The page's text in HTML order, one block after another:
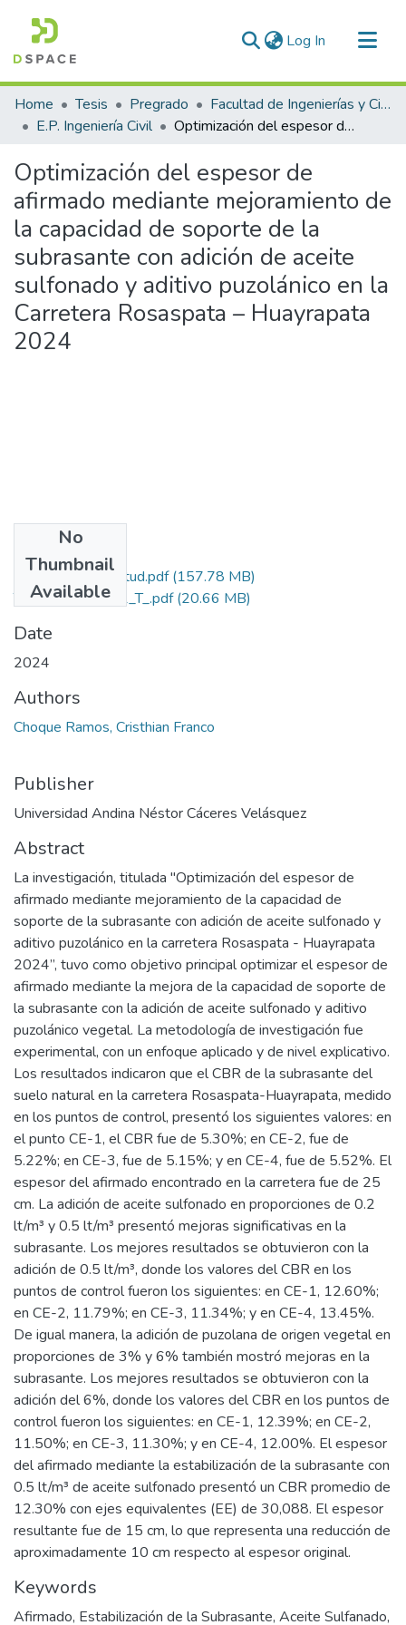
Log In (current)
Communities & Collections
All of DSpace
Home Tesis Pregrado
Facultad de Ingenierías y Ciencias Puras
E.P. Ingeniería Civil
Optimización del espesor de afirmado mediante mejoramiento de la capacidad de soporte de la subrasante con adición de aceite sulfonado y aditivo puzolánico en la Carretera Rosaspata – Huayrapata 2024
Optimización del espesor de
afirmado mediante mejoramiento de
la capacidad de soporte de la
subrasante con adición de aceite
sulfonado y aditivo puzolánico en la
Carretera Rosaspata – Huayrapata
2024
No
Thumbnail
Available
Grado de Similitud.pdf(157.78 MB)
T036_70486981_T_.pdf(20.66 MB)
Date
2024
Authors
Choque Ramos, Cristhian Franco
Publisher
Universidad Andina Néstor Cáceres Velásquez
Abstract
La investigación, titulada "Optimización del espesor de
afirmado mediante mejoramiento de la capacidad de
soporte de la subrasante con adición de aceite sulfonado y
aditivo puzolánico en la carretera Rosaspata - Huayrapata
2024”, tuvo como objetivo principal optimizar el espesor de
afirmado mediante la mejora de la capacidad de soporte de
la subrasante con la adición de aceite sulfonado y aditivo
puzolánico vegetal. La metodología de investigación fue
experimental, con un enfoque aplicado y de nivel explicativo.
Los resultados indicaron que el CBR de la subrasante del
suelo natural en la carretera Rosaspata-Huayrapata, medido
en los puntos de control, presentó los siguientes valores: en
el punto CE-1, el CBR fue de 5.30%; en CE-2, fue de
5.22%; en CE-3, fue de 5.15%; y en CE-4, fue de 5.52%. El
espesor del afirmado encontrado en la carretera fue de 25
cm. La adición de aceite sulfonado en proporciones de 0.2
lt/m³ y 0.5 lt/m³ presentó mejoras significativas en la
subrasante. Los mejores resultados se obtuvieron con la
adición de 0.5 lt/m³, donde los valores del CBR en los
puntos de control fueron los siguientes: en CE-1, 12.60%;
en CE-2, 11.79%; en CE-3, 11.34%; y en CE-4, 13.45%.
De igual manera, la adición de puzolana de origen vegetal en
proporciones de 3% y 6% también mostró mejoras en la
subrasante. Los mejores resultados se obtuvieron con la
adición del 6%, donde los valores del CBR en los puntos de
control fueron los siguientes: en CE-1, 12.39%; en CE-2,
11.50%; en CE-3, 11.30%; y en CE-4, 12.00%. El espesor
del afirmado mediante la estabilización de la subrasante con
0.5 lt/m³ de aceite sulfonado presentó un CBR promedio de
12.30% con ejes equivalentes (EE) de 30,088. El espesor
resultante fue de 15 cm, lo que representa una reducción de
aproximadamente 10 cm respecto al espesor original.
Keywords
Afirmado, Estabilización de la Subrasante, Aceite Sulfanado,